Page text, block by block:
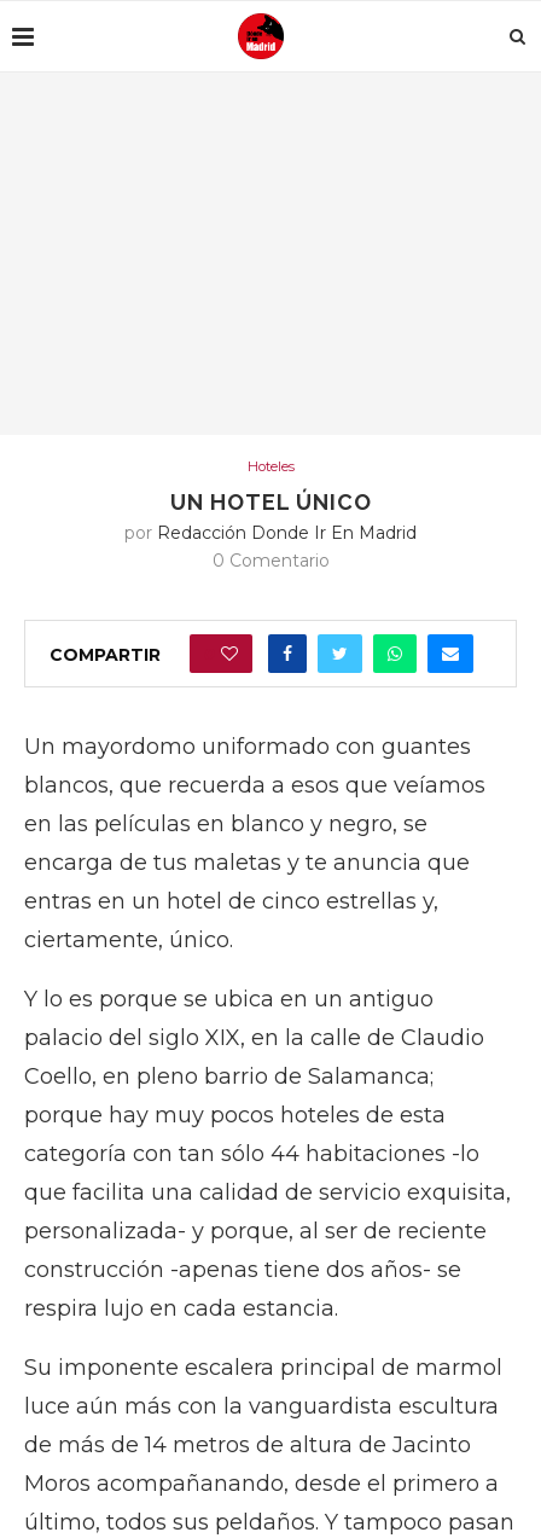
Hoteles
UN HOTEL ÚNICO
por Redacción Donde Ir En Madrid
0 Comentario
COMPARTIR
Un mayordomo uniformado con guantes
blancos, que recuerda a esos que veíamos
en las películas en blanco y negro, se
encarga de tus maletas y te anuncia que
entras en un hotel de cinco estrellas y,
ciertamente, único.
Y lo es porque se ubica en un antiguo
palacio del siglo XIX, en la calle de Claudio
Coello, en pleno barrio de Salamanca;
porque hay muy pocos hoteles de esta
categoría con tan sólo 44 habitaciones -lo
que facilita una calidad de servicio exquisita,
personalizada- y porque, al ser de reciente
construcción -apenas tiene dos años- se
respira lujo en cada estancia.
Su imponente escalera principal de marmol
luce aún más con la vanguardista escultura
de más de 14 metros de altura de Jacinto
Moros acompañanando, desde el primero a
último, todos sus peldaños. Y tampoco pasan